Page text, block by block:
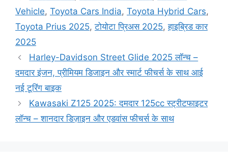
Vehicle, Toyota Cars India, Toyota Hybrid Cars,
Toyota Prius 2025,टोयोटा प्रिअस 2025,हाइब्रिड कार
2025
Harley-Davidson Street Glide 2025 लॉन्च –
दमदार इंजन, प्रीमियम डिजाइन और स्मार्ट फीचर्स के साथ आई
नई टूरिंग बाइक
Kawasaki Z125 2025: दमदार 125cc स्ट्रीटफाइटर
लॉन्च – शानदार डिज़ाइन और एडवांस फीचर्स के साथ